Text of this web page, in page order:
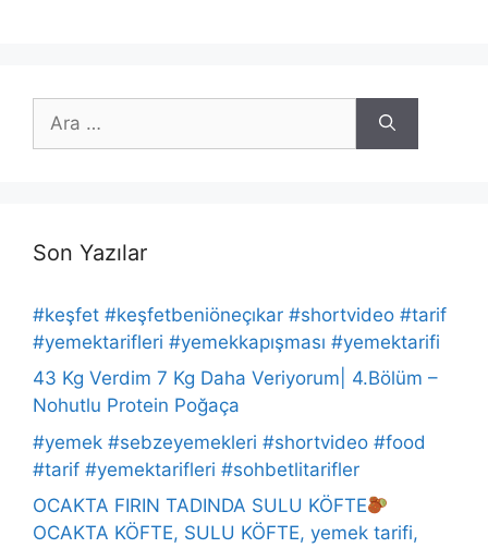
ara
Son Yazılar
#keşfet #keşfetbeniöneçıkar #shortvideo #tarif
#yemektarifleri #yemekkapışması #yemektarifi
43 Kg Verdim 7 Kg Daha Veriyorum| 4.Bölüm –
Nohutlu Protein Poğaça
#yemek #sebzeyemekleri #shortvideo #food
#tarif #yemektarifleri #sohbetlitarifler
OCAKTA FIRIN TADINDA SULU KÖFTE
OCAKTA KÖFTE, SULU KÖFTE, yemek tarifi,